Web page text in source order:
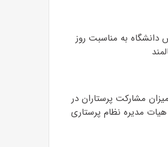
دانشگاه به مناسبت روز
مشارکت پرستاران در
هیات مدیره نظام پرستاری